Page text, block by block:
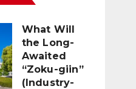
（3
月
What Will
the Long-
Awaited
“Zoku-giin”
(Industry-